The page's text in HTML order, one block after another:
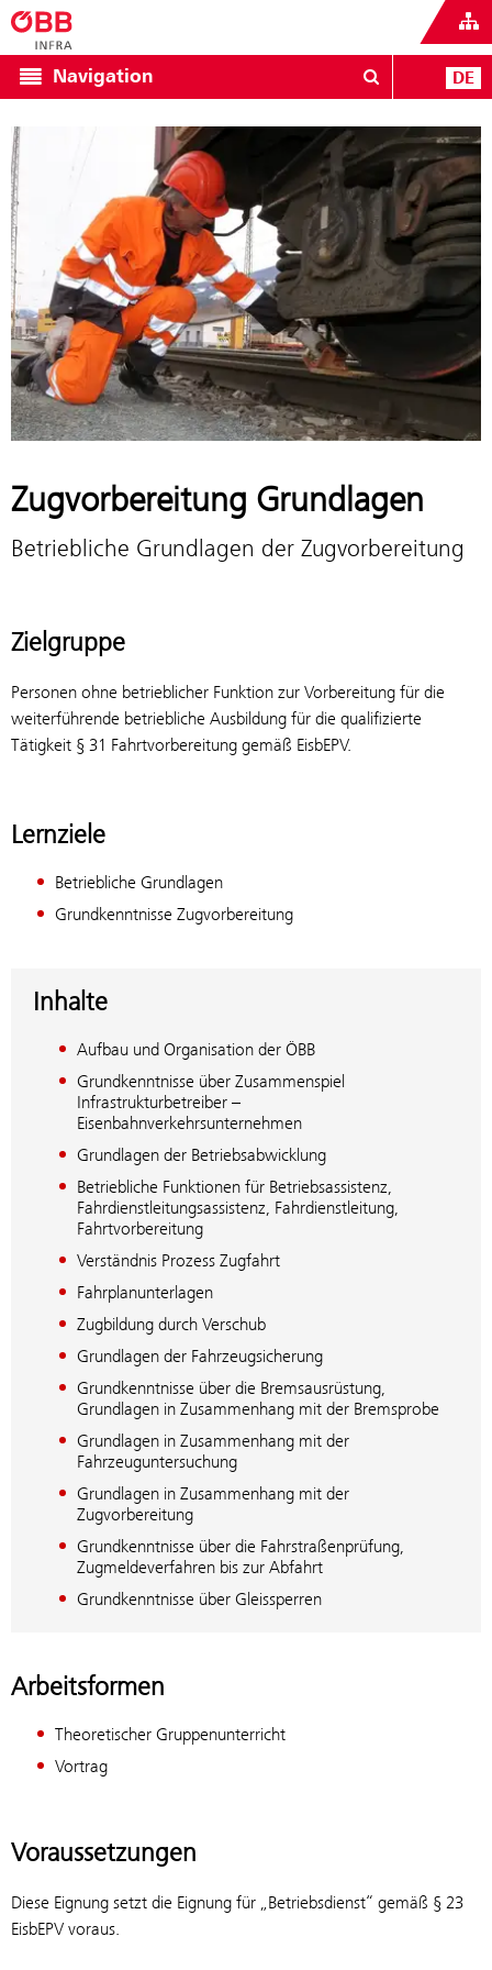
Navigation DE
Zugvorbereitung Grundlagen
Betriebliche Grundlagen der Zugvorbereitung
Zielgruppe
Personen ohne betrieblicher Funktion zur Vorbereitung für die
weiterführende betriebliche Ausbildung für die qualifizierte
Tätigkeit § 31 Fahrtvorbereitung gemäß EisbEPV.
Lernziele
Betriebliche Grundlagen
Grundkenntnisse Zugvorbereitung
Inhalte
Aufbau und Organisation der ÖBB
Grundkenntnisse über Zusammenspiel
Infrastrukturbetreiber –
Eisenbahnverkehrsunternehmen
Grundlagen der Betriebsabwicklung
Betriebliche Funktionen für Betriebsassistenz,
Fahrdienstleitungsassistenz, Fahrdienstleitung,
Fahrtvorbereitung
Verständnis Prozess Zugfahrt
Fahrplanunterlagen
Zugbildung durch Verschub
Grundlagen der Fahrzeugsicherung
Grundkenntnisse über die Bremsausrüstung,
Grundlagen in Zusammenhang mit der Bremsprobe
Grundlagen in Zusammenhang mit der
Fahrzeuguntersuchung
Grundlagen in Zusammenhang mit der
Zugvorbereitung
Grundkenntnisse über die Fahrstraßenprüfung,
Zugmeldeverfahren bis zur Abfahrt
Grundkenntnisse über Gleissperren
Arbeitsformen
Theoretischer Gruppenunterricht
Vortrag
Voraussetzungen
Diese Eignung setzt die Eignung für „Betriebsdienst“ gemäß § 23
EisbEPV voraus.